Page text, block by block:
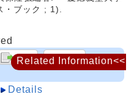
ブック ; 1).
Details
Related Information<<